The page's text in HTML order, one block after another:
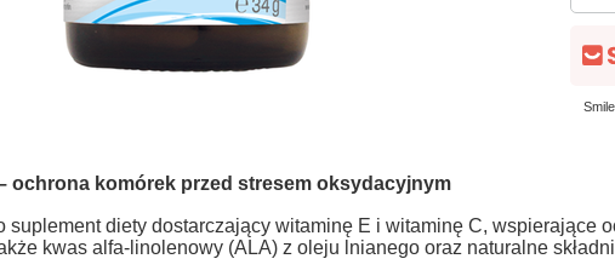
ochrona komórek przed stresem oksydacyjnym
suplement diety dostarczający witaminę E i witaminę C, wspierające
kwas alfa-linolenowy (ALA) z oleju lnianego oraz naturalne